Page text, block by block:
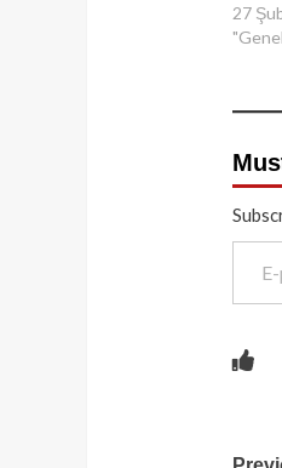
27
E-postanızı